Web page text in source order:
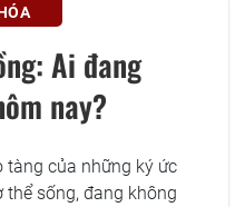
Ai đang
nay?
tàng của những ký ức
sống, đang không